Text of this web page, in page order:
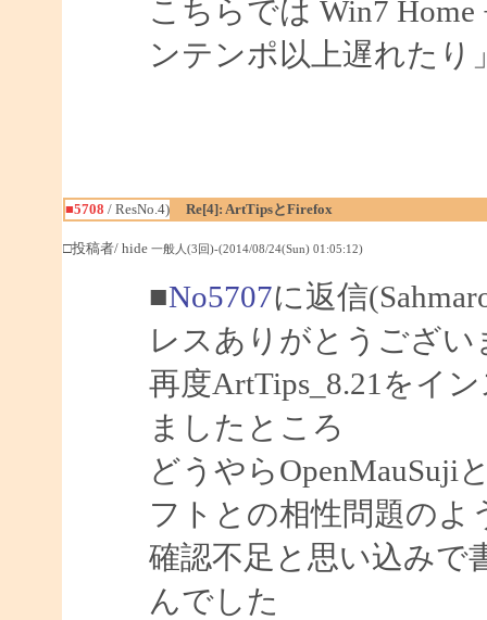
こちらでは Win7
ンテンポ以上遅れた
■5708 / ResNo.4) Re[4]: ArtTipsとFirefox
□投稿者/ hide 一般人(3回)-(2014/08/24(Sun) 01:05:12)
■No5707に返信
レスありがとうござい
再度ArtTips_8.21をイ
ましたところ
どうやらOpenMauSuji
フトとの相性問題のよ
確認不足と思い込みで
んでした